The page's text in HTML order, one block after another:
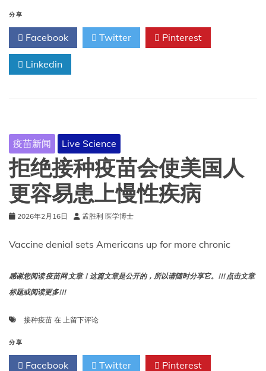
性
随
着
年
龄
去
Y
染
色
体，
这
可
能
缩
们
的
分享
Facebook Twitter Pinterest
Linkedin
疫苗新闻 Live Science
拒绝接种疫苗会使美国人
更容易患上慢性疾病
2026年2月16日 孟胜利 医学博士
Vaccine denial sets Americans up for more chronic
感谢您阅读 疫苗网 文章！这篇文章是公开的，所以请随时分享它。!!! 点击文章
标题或阅读更多!!!
接种疫苗 在 拒
种
疫
上留下评论
分享
Facebook Twitter Pinterest